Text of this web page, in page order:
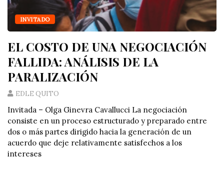
INVITADO
EL COSTO DE UNA NEGOCIACIÓN
FALLIDA: ANÁLISIS DE LA
PARALIZACIÓN
EDLE QUITO
Invitada – Olga Ginevra Cavallucci La negociación
consiste en un proceso estructurado y preparado entre
dos o más partes dirigido hacia la generación de un
acuerdo que deje relativamente satisfechos a los
intereses